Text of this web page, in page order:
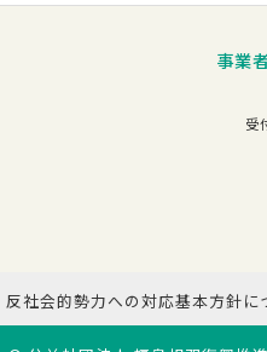
事業
受
反社会的勢力への対応基本方針に